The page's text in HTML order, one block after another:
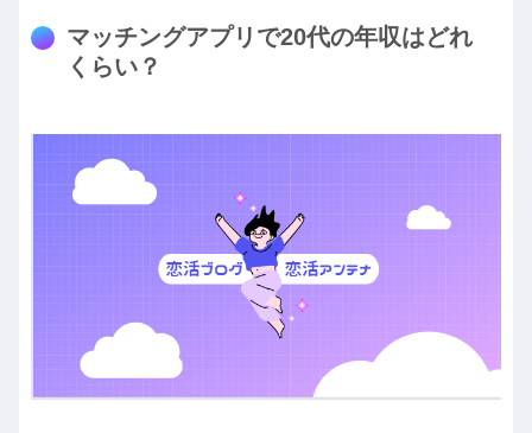
マッチングアプリで20代の年収はどれ
くらい？